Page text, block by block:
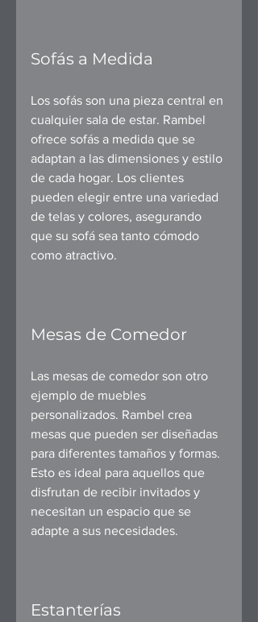
Sofás a Medida
Los sofás son una pieza central en
cualquier sala de estar. Rambel
ofrece sofás a medida que se
adaptan a las dimensiones y estilo
de cada hogar. Los clientes
pueden elegir entre una variedad
de telas y colores, asegurando
que su sofá sea tanto cómodo
como atractivo.
Mesas de Comedor
Las mesas de comedor son otro
ejemplo de muebles
personalizados. Rambel crea
mesas que pueden ser diseñadas
para diferentes tamaños y formas.
Esto es ideal para aquellos que
disfrutan de recibir invitados y
necesitan un espacio que se
adapte a sus necesidades.
Estanterías